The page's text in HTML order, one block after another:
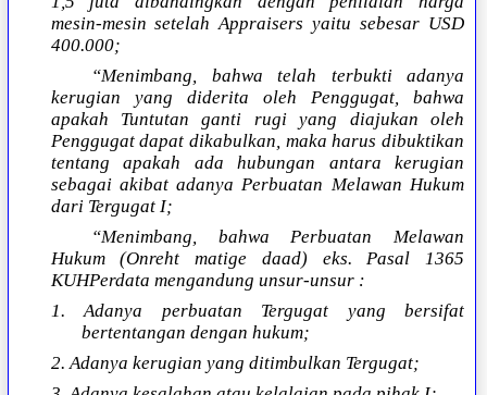
mesin-mesin setelah Appraisers yaitu sebesar USD
400.000;
“Menimbang, bahwa telah terbukti adanya
kerugian yang diderita oleh Penggugat, bahwa
apakah Tuntutan ganti rugi yang diajukan oleh
Penggugat dapat dikabulkan, maka harus dibuktikan
tentang apakah ada hubungan antara kerugian
sebagai akibat adanya Perbuatan Melawan Hukum
dari Tergugat I;
“Menimbang, bahwa Perbuatan Melawan
Hukum (Onreht matige daad) eks. Pasal 1365
KUHPerdata mengandung unsur-unsur :
1. Adanya perbuatan Tergugat yang bersifat
bertentangan dengan hukum;
2. Adanya kerugian yang ditimbulkan Tergugat;